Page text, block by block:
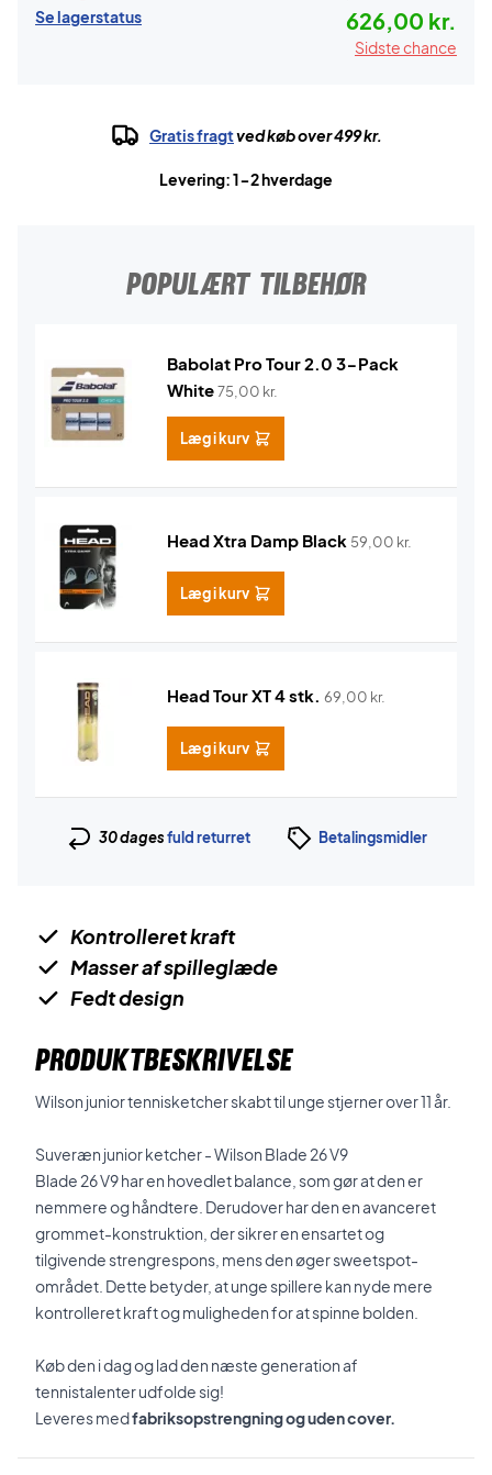
Se lagerstatus
626,00 kr.
Sidste chance
Gratis fragtved køb over 499 kr.
Levering: 1-2 hverdage
POPULÆRT TILBEHØR
Babolat Pro Tour 2.0 3-Pack
White75,00 kr.
Læg i kurv
Head Xtra Damp Black 59,00 kr.
Læg i kurv
Head Tour XT 4 stk. 69,00 kr.
Læg i kurv
30 dagesfuld returret Betalingsmidler
Kontrolleret kraft
Masser af spilleglæde
Fedt design
PRODUKTBESKRIVELSE
Wilson junior tennisketcher skabt til unge stjerner over 11 år.
Suveræn junior ketcher - Wilson Blade 26 V9
Blade 26 V9 har en hovedlet balance, som gør at den er
nemmere og håndtere. Derudover har den en avanceret
grommet-konstruktion, der sikrer en ensartet og
tilgivende strengrespons, mens den øger sweetspot-
området. Dette betyder, at unge spillere kan nyde mere
kontrolleret kraft og muligheden for at spinne bolden.
Køb den i dag og lad den næste generation af
tennistalenter udfolde sig!
Leveres medfabriksopstrengning og uden cover.